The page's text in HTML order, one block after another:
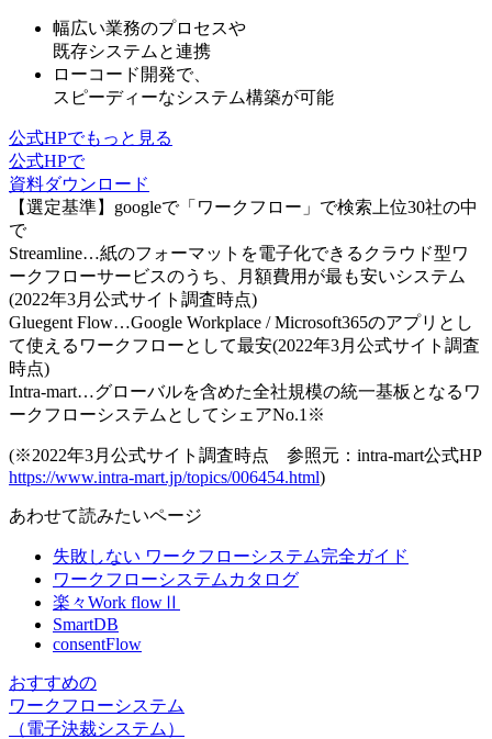
幅広い業務のプロセスや
既存システムと連携
ローコード開発で、
スピーディーなシステム構築が可能
公式HPでもっと見る
公式HPで
資料ダウンロード
【選定基準】googleで「ワークフロー」で検索上位30社の中
で
Streamline…紙のフォーマットを電子化できるクラウド型ワ
ークフローサービスのうち、月額費用が最も安いシステム
(2022年3月公式サイト調査時点)
Gluegent Flow…Google Workplace / Microsoft365のアプリとし
て使えるワークフローとして最安(2022年3月公式サイト調査
時点)
Intra-mart…グローバルを含めた全社規模の統一基板となるワ
ークフローシステムとしてシェアNo.1※
(※2022年3月公式サイト調査時点 参照元：intra-mart公式HP
https://www.intra-mart.jp/topics/006454.html)
あわせて読みたいページ
失敗しない ワークフローシステム完全ガイド
ワークフローシステムカタログ
楽々Work flowⅡ
SmartDB
consentFlow
おすすめの
ワークフローシステム
（電子決裁システム）